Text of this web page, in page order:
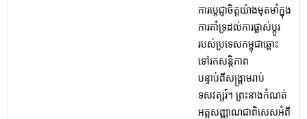
ការប្តេជ្ញាចិត្តយ៉ាងមុតមាំក្នុង
ការគាំទ្រដល់ការផ្លាស់ប្តូរ
របស់ប្រទេសកម្ពុជាឆ្ពោះ
ទៅរកសន្តិភាព
បន្ទាប់ពីសង្គ្រាមរាប់
ទសវត្សរ៍។ ព្រះនាងកំណត់
អត្តសញ្ញាណជាពិសេសអំពី